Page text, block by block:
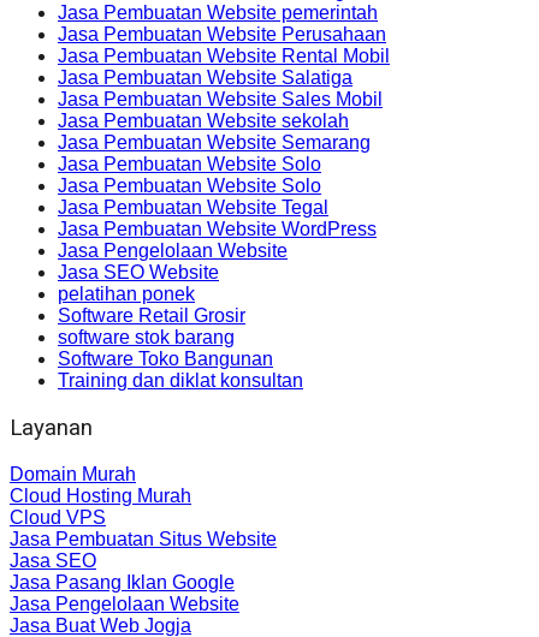
Jasa Pembuatan Website pemerintah
Jasa Pembuatan Website Perusahaan
Jasa Pembuatan Website Rental Mobil
Jasa Pembuatan Website Salatiga
Jasa Pembuatan Website Sales Mobil
Jasa Pembuatan Website sekolah
Jasa Pembuatan Website Semarang
Jasa Pembuatan Website Solo
Jasa Pembuatan Website Solo
Jasa Pembuatan Website Tegal
Jasa Pembuatan Website WordPress
Jasa Pengelolaan Website
Jasa SEO Website
pelatihan ponek
Software Retail Grosir
software stok barang
Software Toko Bangunan
Training dan diklat konsultan
Layanan
Domain Murah
Cloud Hosting Murah
Cloud VPS
Jasa Pembuatan Situs Website
Jasa SEO
Jasa Pasang Iklan Google
Jasa Pengelolaan Website
Jasa Buat Web Jogja